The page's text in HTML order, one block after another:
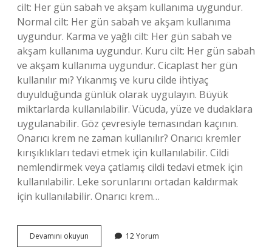
cilt: Her gün sabah ve akşam kullanıma uygundur.
Normal cilt: Her gün sabah ve akşam kullanıma
uygundur. Karma ve yağlı cilt: Her gün sabah ve
akşam kullanıma uygundur. Kuru cilt: Her gün sabah
ve akşam kullanıma uygundur. Cicaplast her gün
kullanılır mı? Yıkanmış ve kuru cilde ihtiyaç
duyulduğunda günlük olarak uygulayın. Büyük
miktarlarda kullanılabilir. Vücuda, yüze ve dudaklara
uygulanabilir. Göz çevresiyle temasından kaçının.
Onarıcı krem ne zaman kullanılır? Onarıcı kremler
kırışıklıkları tedavi etmek için kullanılabilir. Cildi
nemlendirmek veya çatlamış cildi tedavi etmek için
kullanılabilir. Leke sorunlarını ortadan kaldırmak
için kullanılabilir. Onarıcı krem…
Devamını okuyun
Kremler
12 Yorum